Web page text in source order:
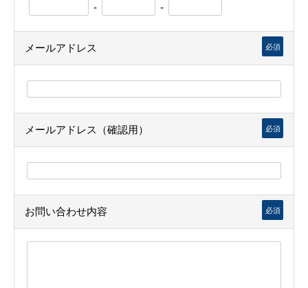
- -
メールアドレス 必須
メールアドレス（確認用） 必須
お問い合わせ内容 必須